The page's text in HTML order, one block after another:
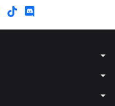
arrow_drop_down
arrow_drop_down
arrow_drop_down